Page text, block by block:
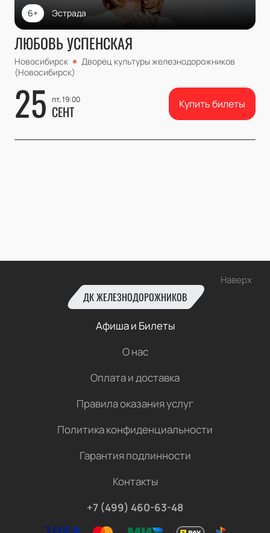
Эстрада
6+
ЛЮБОВЬ УСПЕНСКАЯ
Новосибирск
Дворец культуры железнодорожников
(Новосибирск)
25 пт, 19:00
СЕНТ Купить билеты
Наверх
ДК ЖЕЛЕЗНОДОРОЖНИКОВ
Афиша и Билеты
О нас
Оплата и доставка
Правила оказания услуг
Политика конфиденциальности
Гарантия подлинности
Контакты
+7 (499) 460-63-48